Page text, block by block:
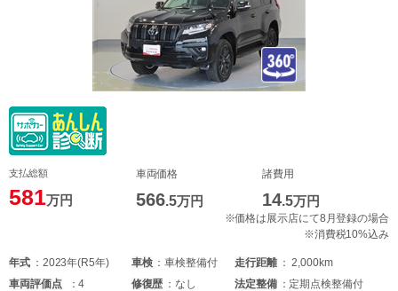
支払総額
581万円
車両価格
566.5万円
諸費用
14.5万円
※価格は展示店にて8月登録の場合
※消費税10%込み
年式 2023年(R5年) 車検 車検整備付 走行距離
2,000km
車両評価点 4 修復歴 なし 法定整備
定期点検整備付